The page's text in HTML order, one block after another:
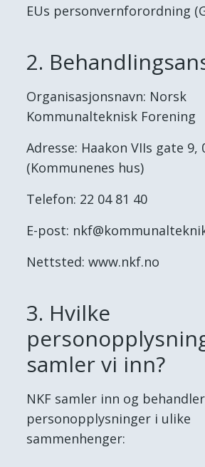
EUs personvernforordning
2.
Organisasjonsnavn: Norsk
Kommunalteknisk Forening
Adresse: Haakon VIIs gate 9,
(Kommunenes hus)
Telefon: 22 04 81 40
E-post:
Nettsted: www.nkf.no
3. Hvilke
samler vi inn?
NKF samler inn og behandler
personopplysninger i ulike
sammenhenger: